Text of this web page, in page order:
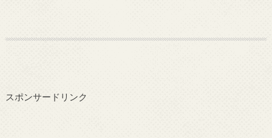
スポンサードリンク